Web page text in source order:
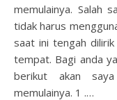
memulainya. Salah
tidak harus
saat ini tengah
tempat. Bagi anda
berikut akan
memulainya. 1 .…